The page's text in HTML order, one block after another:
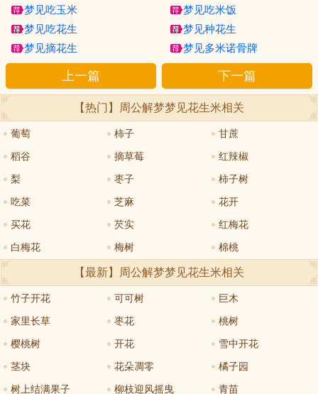
梦见吃玉米
梦见吃米饭
梦见吃花生
梦见种花生
梦见摘花生
梦见多米诺骨牌
上一篇 下一篇
【热门】周公解梦梦见花生米相关
葡萄 柿子 甘蔗
稻谷 摘草莓 红辣椒
梨 枣子 柿子树
吃菜 芝麻 花开
买花 芡实 红梅花
白梅花 梅树 棉桃
【最新】周公解梦梦见花生米相关
竹子开花 可可树 巨木
家里长草 枣花 桃树
樱桃树 开花 雪中开花
茎块 花朵凋零 橘子园
树上结满果子 柳枝迎风摇曳 青苗